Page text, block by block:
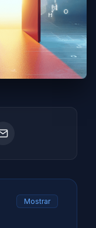
Mostrar